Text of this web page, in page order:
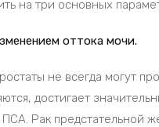
на три основных
оттока мочи.
не всегда могут
достигает
Рак предстательной